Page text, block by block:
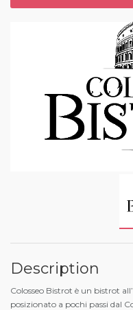
Description
Colosseo Bistrot è un bistrot
posizionato a pochi passi dal